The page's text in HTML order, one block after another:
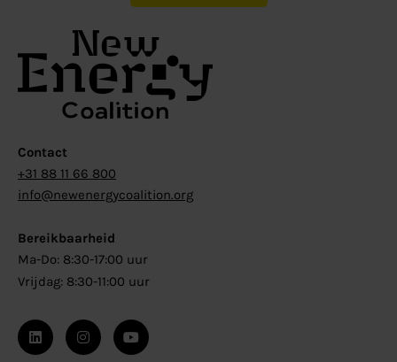
Contact
+31 88 11 66 800
info@newenergycoalition.org
Bereikbaarheid
Ma-Do: 8:30-17:00 uur
Vrijdag: 8:30-11:00 uur